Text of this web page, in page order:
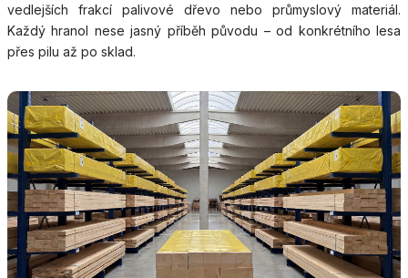
vedlejších frakcí palivové dřevo nebo průmyslový materiál.
Každý hranol nese jasný příběh původu – od konkrétního lesa
přes pilu až po sklad.